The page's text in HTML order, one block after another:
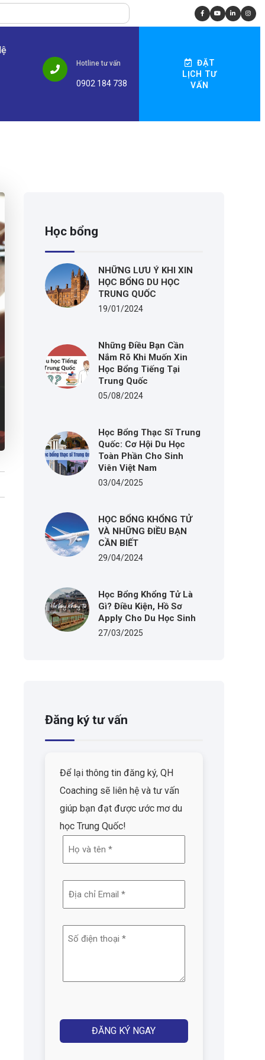
Hotline tư vấn
0902 184 738
ĐẶT
LỊCH TƯ
VẤN
Học bổng
NHỮNG LƯU Ý KHI XIN
HỌC BỔNG DU HỌC
TRUNG QUỐC
19/01/2024
Những Điều Bạn Cần
Nắm Rõ Khi Muốn Xin
Học Bổng Tiếng Tại
Trung Quốc
05/08/2024
Học Bổng Thạc Sĩ Trung
Quốc: Cơ Hội Du Học
Toàn Phần Cho Sinh
Viên Việt Nam
03/04/2025
HỌC BỔNG KHỔNG TỬ
VÀ NHỮNG ĐIỀU BẠN
CẦN BIẾT
29/04/2024
Học Bổng Khổng Tử Là
Gì? Điều Kiện, Hồ Sơ
Apply Cho Du Học Sinh
27/03/2025
Đăng ký tư vấn
Để lại thông tin đăng ký, QH
Coaching sẽ liên hệ và tư vấn
giúp bạn đạt được ước mơ du
học Trung Quốc!
Họ
và
tên
(Required)
Địa
chỉ
email
(Required)
Số